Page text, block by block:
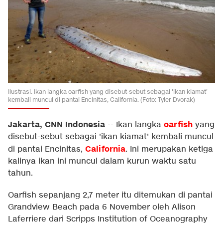
Ilustrasi. Ikan langka oarfish yang disebut-sebut sebagai 'ikan kiamat'
kembali muncul di pantai Encinitas, California. (Foto: Tyler Dvorak)
Jakarta, CNN Indonesia -- Ikan langka oarfish yang
disebut-sebut sebagai 'ikan kiamat' kembali muncul
di pantai Encinitas, California. Ini merupakan ketiga
kalinya ikan ini muncul dalam kurun waktu satu
tahun.
Oarfish sepanjang 2,7 meter itu ditemukan di pantai
Grandview Beach pada 6 November oleh Alison
Laferriere dari Scripps Institution of Oceanography